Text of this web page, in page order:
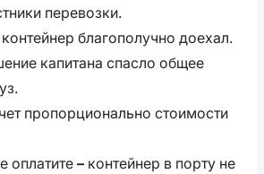
перевозки.
благополучно доехал.
капитана спасло общее
пропорционально стоимости
оплатите – контейнер в порту не